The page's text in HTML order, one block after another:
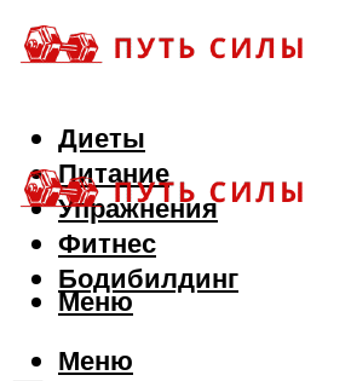
Диеты
Питание
Упражнения
Фитнес
Бодибилдинг
Меню
Меню